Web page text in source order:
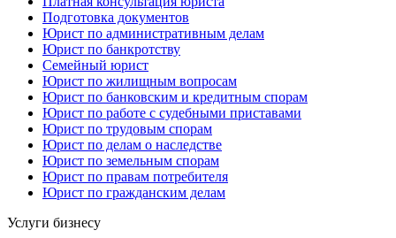
Подготовка документов
Юрист по административным делам
Юрист по банкротству
Семейный юрист
Юрист по жилищным вопросам
Юрист по банковским и кредитным спорам
Юрист по работе с судебными приставами
Юрист по трудовым спорам
Юрист по делам о наследстве
Юрист по земельным спорам
Юрист по правам потребителя
Юрист по гражданским делам
Услуги бизнесу